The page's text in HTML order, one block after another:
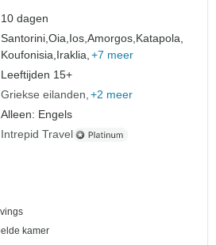
10 dagen
Santorini,Oia,Ios,Amorgos,Katapola,
Koufonisia,Iraklia, +7 meer
Leeftijden 15+
Griekse eilanden +2 meer
Alleen: Engels
Intrepid Travel
kamer